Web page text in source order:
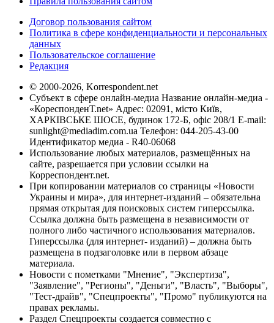
Договор пользования сайтом
Политика в сфере конфиденциальности и персональных
данных
Пользовательское соглашение
Редакция
© 2000-2026, Korrespondent.net
Субъект в сфере онлайн-медиа Название онлайн-медиа -
«КореспонденТ.net» Адрес: 02091, місто Київ,
ХАРКІВСЬКЕ ШОСЕ, будинок 172-Б, офіс 208/1 E-mail:
sunlight@mediadim.com.ua Телефон: 044-205-43-00
Идентификатор медиа - R40-06068
Использование любых материалов, размещённых на
сайте, разрешается при условии ссылки на
Корреспондент.net.
При копировании материалов со страницы «Новости
Украины и мира», для интернет-изданий – обязательна
прямая открытая для поисковых систем гиперссылка.
Ссылка должна быть размещена в независимости от
полного либо частичного использования материалов.
Гиперссылка (для интернет- изданий) – должна быть
размещена в подзаголовке или в первом абзаце
материала.
Новости с пометками "Мнение", "Экспертиза",
"Заявление", "Регионы", "Деньги", "Власть", "Выборы",
"Тест-драйв", "Спецпроекты", "Промо" публикуются на
правах рекламы.
Раздел Спецпроекты создается совместно с